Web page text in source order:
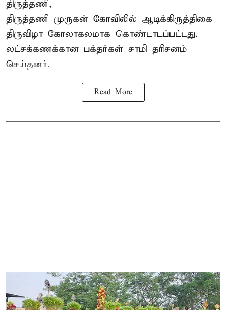
திருத்தணி,
திருத்தணி முருகன் கோவிலில் ஆடிக்கிருத்திகை
திருவிழா கோலாகலமாக கொண்டாடப்பட்டது.
லட்சக்கணக்கான பக்தர்கள் சாமி தரிசனம்
செய்தனர்.
Read More